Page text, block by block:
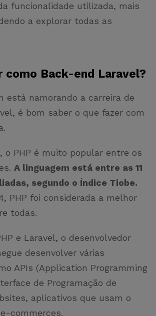
funcionalidade utilizada, mais
a explorar todas as
como Back-end Laravel?
está namorando a carreira de
é bom saber o que fazer com
o PHP é muito popular entre os
A linguagem está entre as 11
segundo o Índice Tiobe.
PHP foi considerada a melhor
todas.
e Laravel, o desenvolvedor
desenvolver várias
APIs (Application Programming
de Programação de
aplicativos que usam o
commerces.